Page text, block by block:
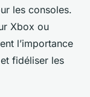
les consoles.
Xbox ou
l’importance
fidéliser les